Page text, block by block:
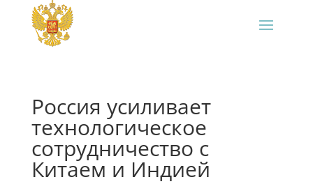
Россия усиливает
технологическое
сотрудничество с
Китаем и Индией